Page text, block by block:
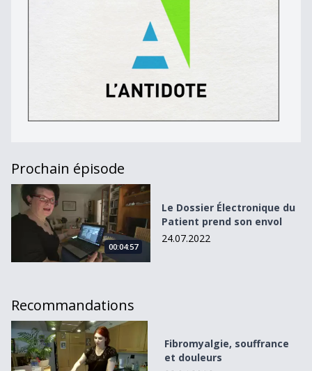
Prochain épisode
Le Dossier Électronique du Patient prend son envol
00:04:57
Le Dossier Électronique du
Patient prend son envol
24.07.2022
Recommandations
Fibromyalgie, souffrance et douleurs
Fibromyalgie, souffrance
et douleurs